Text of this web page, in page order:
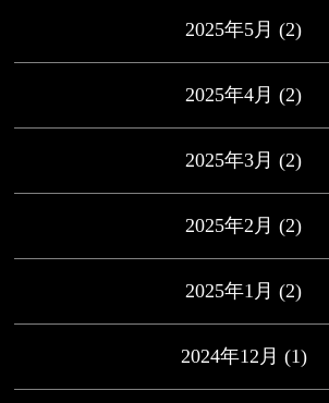
2025年5月 (2)
2025年4月 (2)
2025年3月 (2)
2025年2月 (2)
2025年1月 (2)
2024年12月 (1)